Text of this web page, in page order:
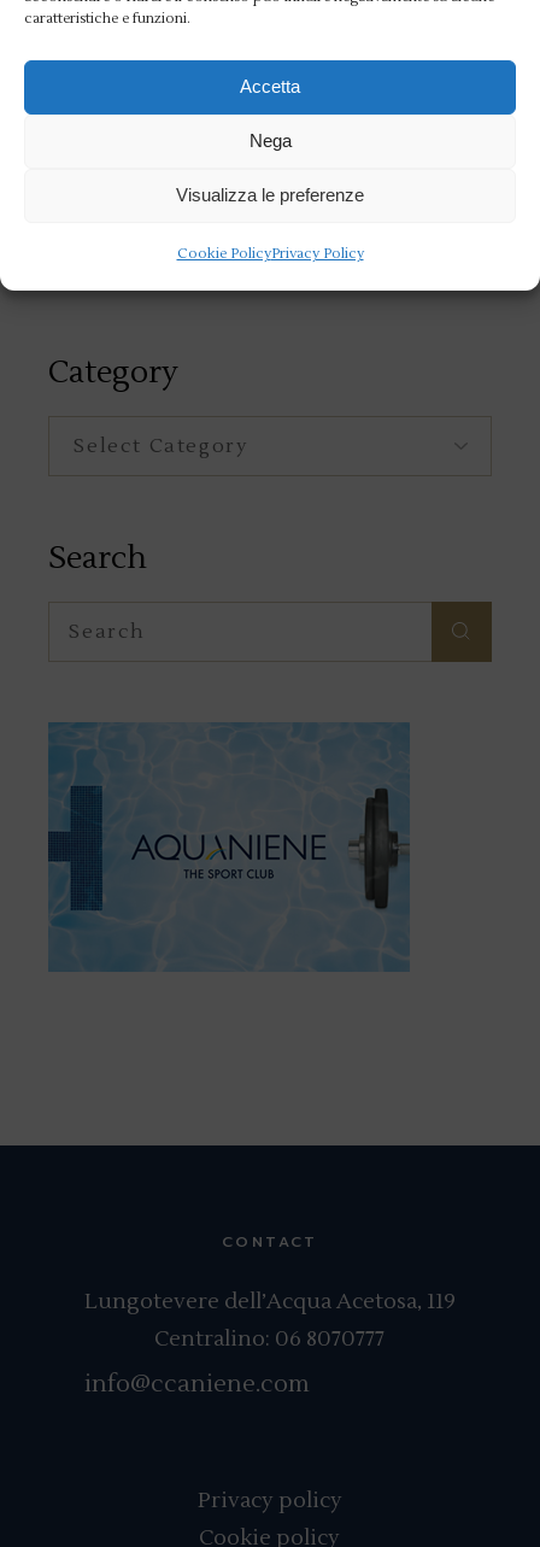
caratteristiche e funzioni.
Accetta
Nega
Visualizza le preferenze
Cookie PolicyPrivacy Policy
posizione per Luca De Tullio nei 1500sl in
15’03”74.
Category
Search
for:
CONTACT
Lungotevere dell’Acqua Acetosa, 119
Centralino: 06 8070777
info@ccaniene.com
Privacy policy
Cookie policy